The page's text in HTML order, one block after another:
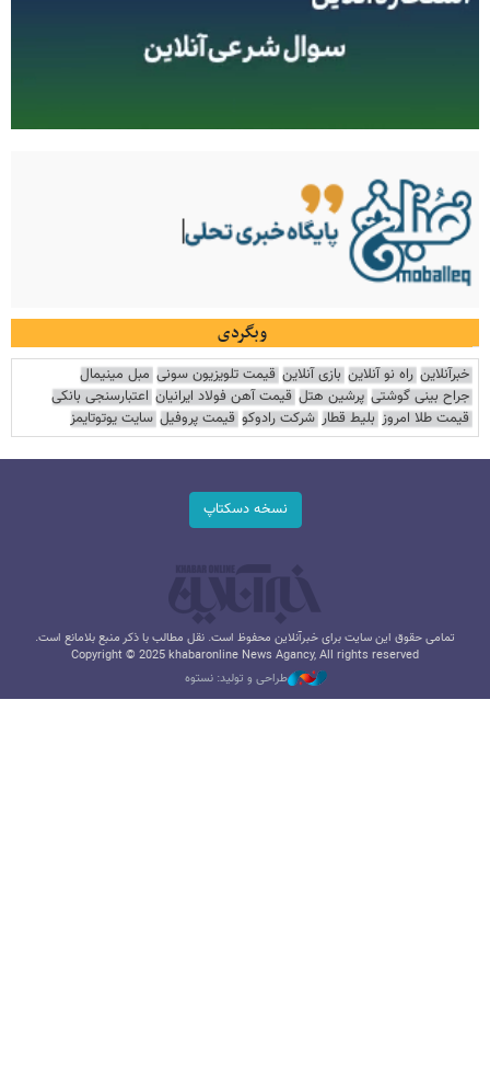
وبگردی
خبرآنلاین راه نو آنلاین بازی آنلاین قیمت تلویزیون سونی مبل مینیمال
جراح بینی گوشتی پرشین هتل قیمت آهن فولاد ایرانیان اعتبارسنجی بانکی
قیمت طلا امروز بلیط قطار شرکت رادوکو قیمت پروفیل سایت یوتوتایمز
نسخه دسکتاپ
تمامی حقوق این سایت برای خبرآنلاین محفوظ است. نقل مطالب با ذکر منبع بلامانع است.
Copyright © 2025 khabaronline News Agancy, All rights reserved
طراحی و تولید: نستوه